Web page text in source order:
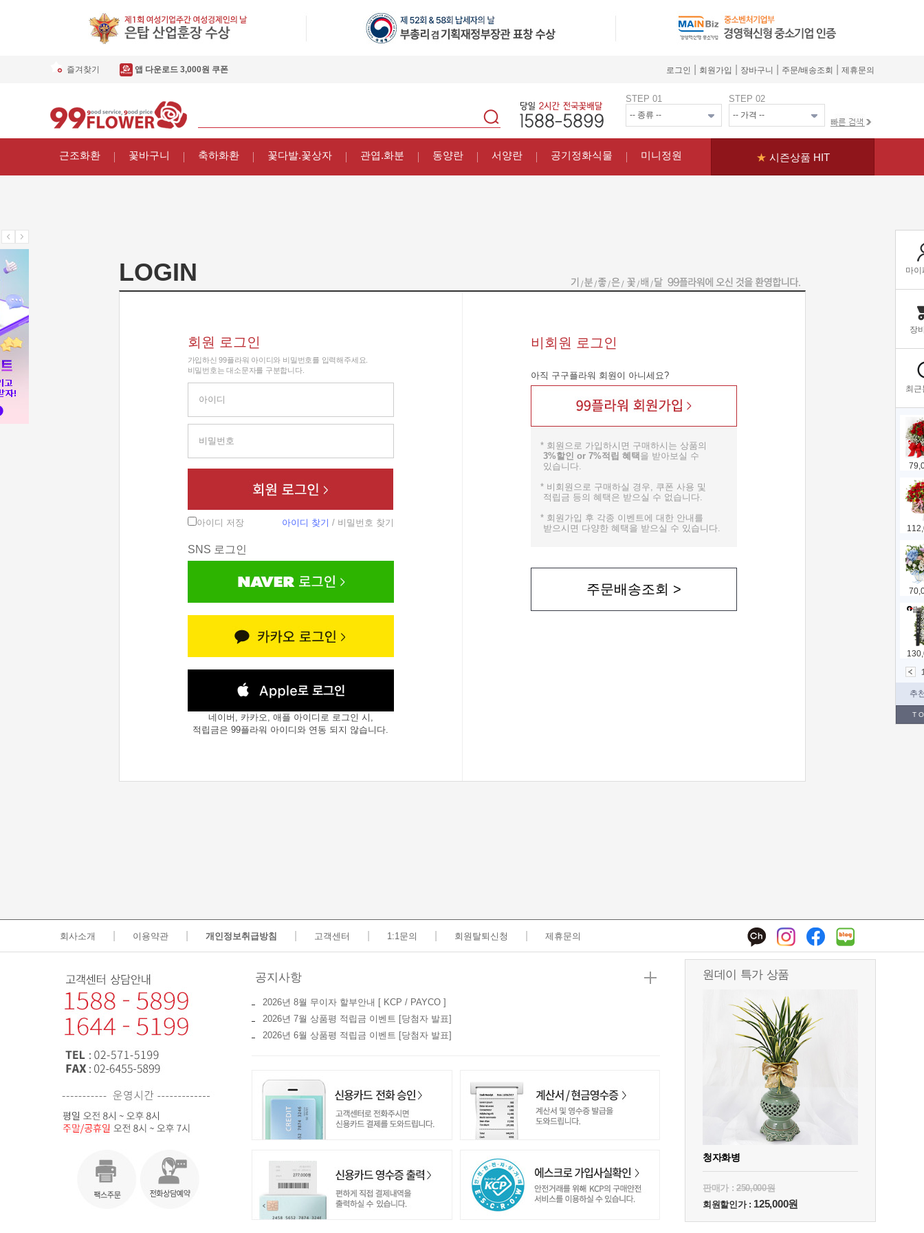
즐겨찾기 앱 다운로드 3,000원 쿠폰 로그인 회원가입 장바구니 주문/배송조회 제휴문의
STEP 01 STEP 02
근조화환 꽃바구니 축하화환 꽃다발.꽃상자 관엽.화분 동양란 서양란 공기정화식물 미니정원 ★ 시즌상품 HIT
LOGIN
회원 로그인
가입하신 99플라워 아이디와 비밀번호를 입력해주세요.
비밀번호는 대소문자를 구분합니다.
아이디 저장 아이디 찾기 / 비밀번호 찾기
SNS 로그인
네이버, 카카오, 애플 아이디로 로그인 시,
적립금은 99플라워 아이디와 연동 되지 않습니다.
비회원 로그인
아직 구구플라워 회원이 아니세요?
* 회원으로 가입하시면 구매하시는 상품의
3%할인 or 7%적립 혜택 을 받아보실 수
있습니다.
* 비회원으로 구매하실 경우, 쿠폰 사용 및
적립금 등의 혜택은 받으실 수 없습니다.
* 회원가입 후 각종 이벤트에 대한 안내를
받으시면 다양한 혜택을 받으실 수 있습니다.
주문배송조회 >
회사소개 이용약관 개인정보취급방침 고객센터 1:1문의 회원탈퇴신청 제휴문의
공지사항
2026년 8월 무이자 할부안내 [ KCP / PAYCO ]
2026년 7월 상품평 적립금 이벤트 [당첨자 발표]
2026년 6월 상품평 적립금 이벤트 [당첨자 발표]
원데이 특가 상품
청자화병
판매가 :250,000원
회원할인가 : 125,000원